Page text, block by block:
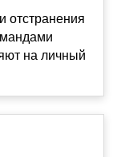
отстранения
на личный